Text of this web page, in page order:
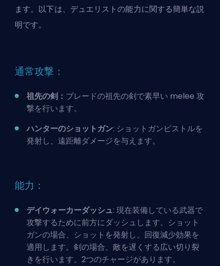
ます。以下は、デュエリストの能力に関する簡単な説
明です。
通常攻撃：
祖先の剣： ブレードの祖先の剣で素早い melee 攻
撃を行います。
ハンターのショットガン: ショットガンピストルを
発射し、遠距離ダメージを与えます。
能力：
デイウォーカーダッシュ: 現在装備している武器で
攻撃するために前方にダッシュします。ショット
ガンの場合、ショットを発射し、回復減少効果を
適用します。剣の場合、敵を遅くする広い切り裂
きを行います。2つのチャージがあります。